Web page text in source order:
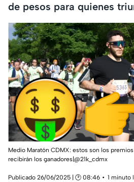
de pesos para quienes
Medio Maratón CDMX: estos son los
recibirán los ganadores|@21k_cdmx
Publicado 26/06/2025 | 🕑 08:46
1 minuto